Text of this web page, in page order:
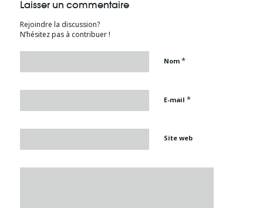
Laisser un commentaire
Rejoindre la discussion?
N’hésitez pas à contribuer !
Nom *
E-mail *
Site web